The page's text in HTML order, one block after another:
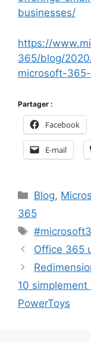
businesses/
https://
365/blog/
microsoft-
Partager :
Facebook
E-mail
Catégories
Blog,
365
Étiquettes
Office 365
10 simplement
PowerToys